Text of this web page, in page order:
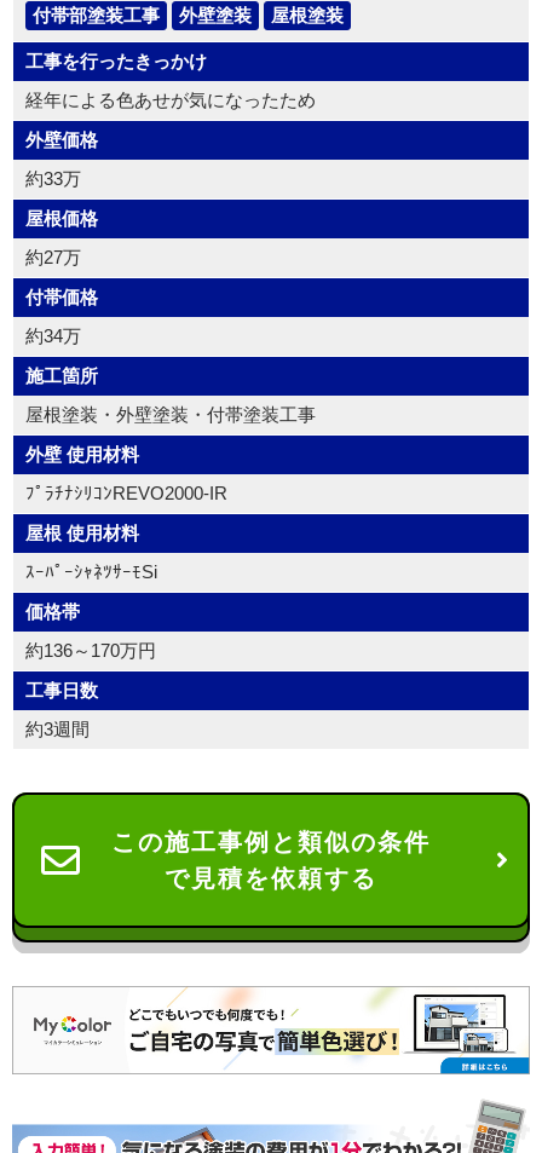
付帯部塗装工事
外壁塗装 屋根塗装
工事を行ったきっかけ
経年による色あせが気になったため
外壁価格
約33万
屋根価格
約27万
付帯価格
約34万
施工箇所
屋根塗装・外壁塗装・付帯塗装工事
外壁 使用材料
ﾌﾟﾗﾁﾅｼﾘｺﾝREVO2000-IR
屋根 使用材料
ｽｰﾊﾟｰｼｬﾈﾂｻｰﾓSi
価格帯
約136～170万円
工事日数
約3週間
この施工事例と類似の条件
で見積を依頼する